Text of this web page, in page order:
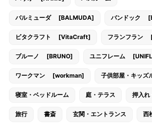
バルミューダ [BALMUDA] バンドック
ビタクラフト [VitaCraft] フランフラン
ブルーノ [BRUNO] ユニフレーム
ワークマン [workman] 子供部屋・キッズ
寝室・ベッドルーム 庭・テラス 押入れ
旅行 書斎 玄関・エントランス 西